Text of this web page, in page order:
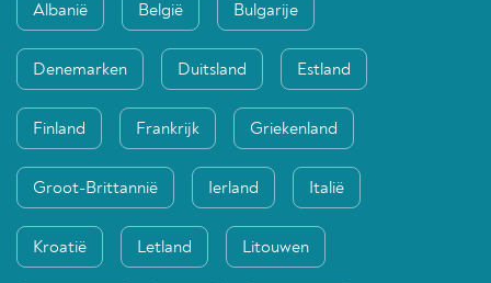
Albanië België Bulgarije
Denemarken Duitsland Estland
Finland Frankrijk Griekenland
Groot-Brittannië Ierland Italië
Kroatië Letland Litouwen